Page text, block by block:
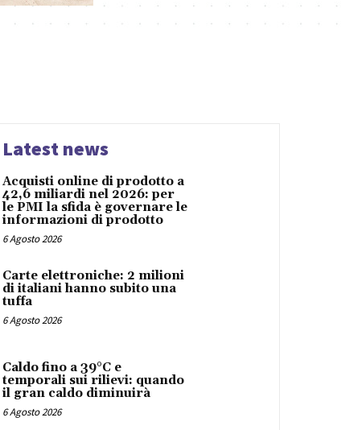
Latest news
Acquisti online di prodotto a
42,6 miliardi nel 2026: per
le PMI la sfida è governare le
informazioni di prodotto
6 Agosto 2026
Carte elettroniche: 2 milioni
di italiani hanno subito una
tuffa
6 Agosto 2026
Caldo fino a 39°C e
temporali sui rilievi: quando
il gran caldo diminuirà
6 Agosto 2026